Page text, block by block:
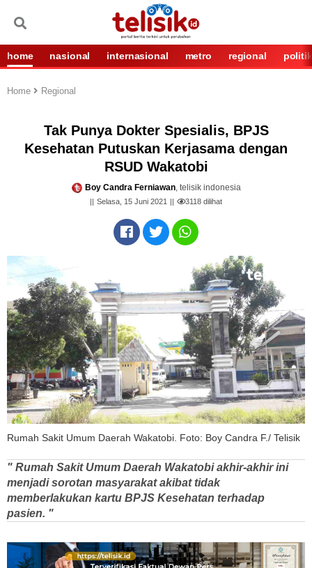
home nasional internasional metro regional politik
Home Regional
Tak Punya Dokter Spesialis, BPJS
Kesehatan Putuskan Kerjasama dengan
RSUD Wakatobi
Boy Candra Ferniawan, telisik indonesia
Selasa, 15 Juni 2021 3118 dilihat
Rumah Sakit Umum Daerah Wakatobi. Foto: Boy Candra F./ Telisik
" Rumah Sakit Umum Daerah Wakatobi akhir-akhir ini
menjadi sorotan masyarakat akibat tidak
memberlakukan kartu BPJS Kesehatan terhadap
pasien. "